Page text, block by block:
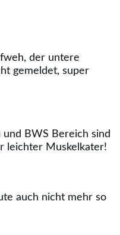
der untere
gemeldet, super
BWS Bereich sind
leichter Muskelkater!
auch nicht mehr so